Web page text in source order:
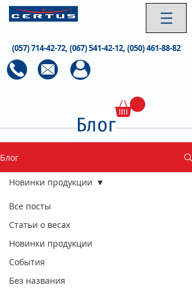
(057) 714-42-72, (067) 541-42-12, (050) 461-88-82
Блог
Блог
Все посты
Статьи о весах
Новинки продукции
События
Без названия
Новинки продукции